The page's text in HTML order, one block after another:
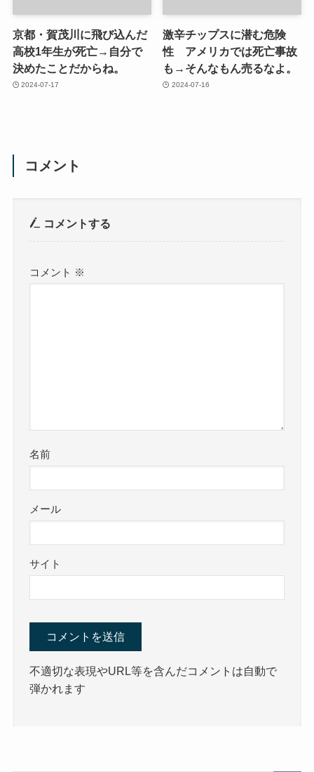
京都・賀茂川に飛び込んだ
高校1年生が死亡→自分で
決めたことだからね。
2024-07-17
激辛チップスに潜む危険
性 アメリカでは死亡事故
も→そんなもん売るなよ。
2024-07-16
コメント
コメントする
コメント ※
名前
メール
サイト
不適切な表現やURL等を含んだコメントは自動で
弾かれます